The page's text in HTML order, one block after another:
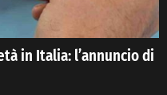
in Italia: l’annuncio di